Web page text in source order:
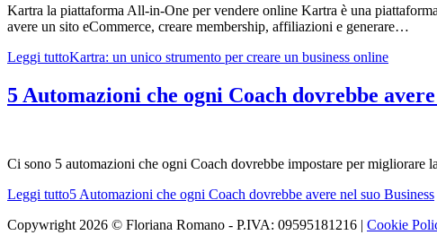
Kartra la piattaforma All-in-One per vendere online Kartra è una
avere un sito eCommerce, creare membership, affiliazioni e generare…
Leggi tuttoKartra: un unico strumento per creare un business online
5 Automazioni che ogni Coach dovrebbe
Ci sono 5 automazioni che ogni Coach dovrebbe impostare per
Leggi tutto5 Automazioni che ogni Coach dovrebbe avere nel suo Business
Copywright 2026 © Floriana Romano - P.IVA: 09595181216 | Cookie